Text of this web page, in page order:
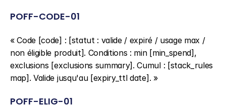
POFF-CODE-01
« Code [code] : [statut : valide / expiré / usage max /
non éligible produit]. Conditions : min [min_spend],
exclusions [exclusions summary]. Cumul : [stack_rules
map]. Valide jusqu'au [expiry_ttl date]. »
POFF-ELIG-01